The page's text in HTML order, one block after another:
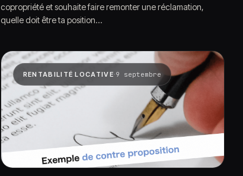
copropriété et souhaite faire remonter une réclamation,
quelle doit être ta position…
RENTABILITÉ LOCATIVE·9 septembre